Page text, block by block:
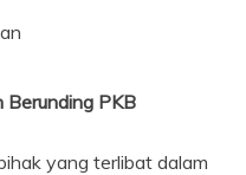
Berunding PKB
yang terlibat dalam